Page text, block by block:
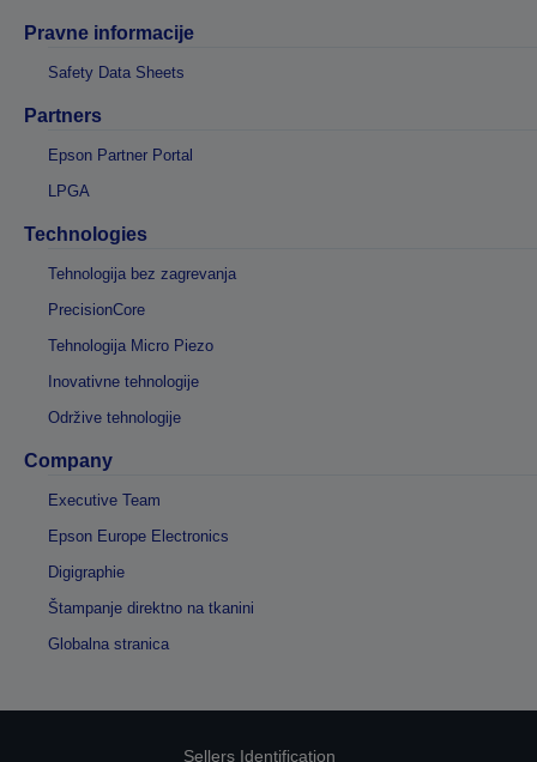
Pravne informacije
Safety Data Sheets
Partners
Epson Partner Portal
LPGA
Technologies
Tehnologija bez zagrevanja
PrecisionCore
Tehnologija Micro Piezo
Inovativne tehnologije
Održive tehnologije
Company
Executive Team
Epson Europe Electronics
Digigraphie
Štampanje direktno na tkanini
Globalna stranica
Sellers Identification